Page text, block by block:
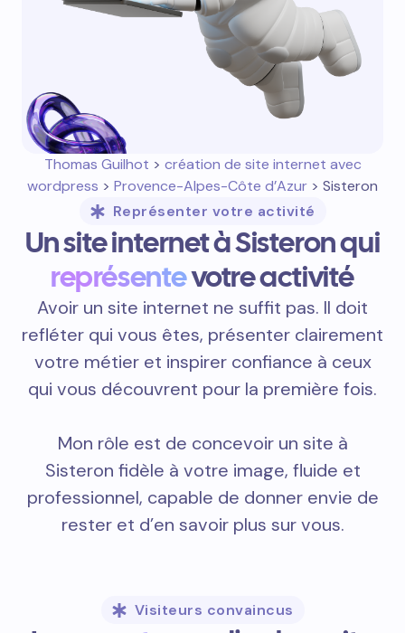
Thomas Guilhot > création de site internet avec
wordpress > Provence-Alpes-Côte d’Azur > Sisteron
Représenter votre activité
Un site internet à Sisteron qui
représentevotre activité
Avoir un site internet ne suffit pas. Il doit
refléter qui vous êtes, présenter clairement
votre métier et inspirer confiance à ceux
qui vous découvrent pour la première fois.
Mon rôle est de concevoir un site à
Sisteron fidèle à votre image, fluide et
professionnel, capable de donner envie de
rester et d’en savoir plus sur vous.
Visiteurs convaincus